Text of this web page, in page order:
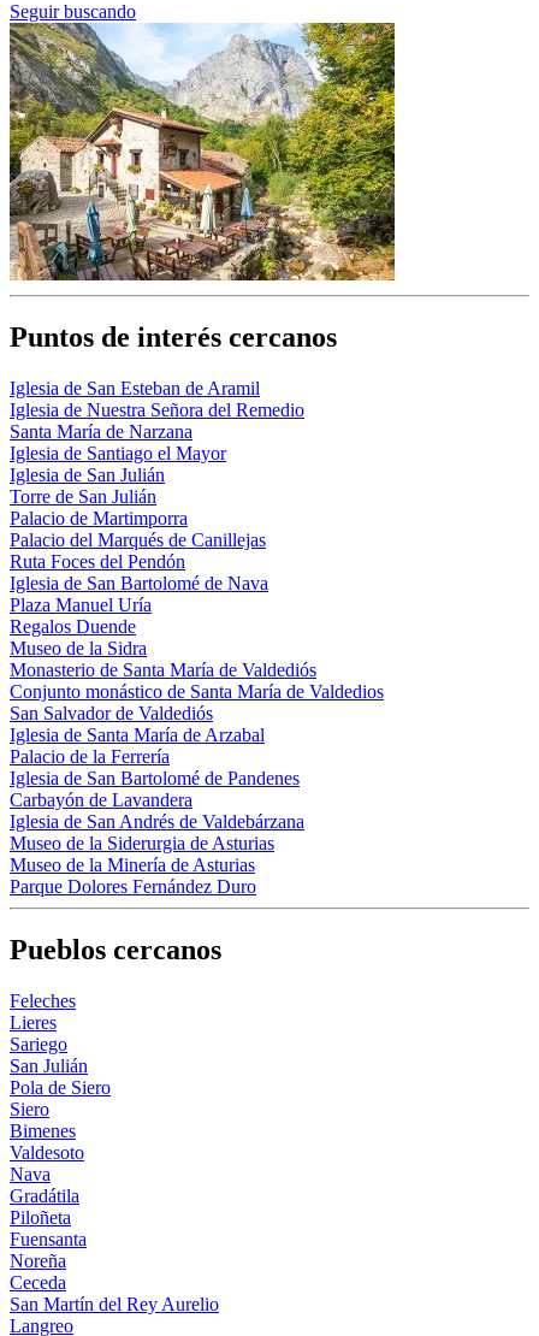
Seguir buscando
Puntos de interés cercanos
Iglesia de San Esteban de Aramil
Iglesia de Nuestra Señora del Remedio
Santa María de Narzana
Iglesia de Santiago el Mayor
Iglesia de San Julián
Torre de San Julián
Palacio de Martimporra
Palacio del Marqués de Canillejas
Ruta Foces del Pendón
Iglesia de San Bartolomé de Nava
Plaza Manuel Uría
Regalos Duende
Museo de la Sidra
Monasterio de Santa María de Valdediós
Conjunto monástico de Santa María de Valdedios
San Salvador de Valdediós
Iglesia de Santa María de Arzabal
Palacio de la Ferrería
Iglesia de San Bartolomé de Pandenes
Carbayón de Lavandera
Iglesia de San Andrés de Valdebárzana
Museo de la Siderurgia de Asturias
Museo de la Minería de Asturias
Parque Dolores Fernández Duro
Pueblos cercanos
Feleches
Lieres
Sariego
San Julián
Pola de Siero
Siero
Bimenes
Valdesoto
Nava
Gradátila
Piloñeta
Fuensanta
Noreña
Ceceda
San Martín del Rey Aurelio
Langreo